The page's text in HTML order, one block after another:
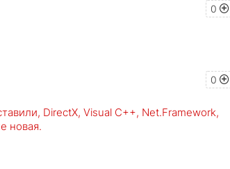
0
0
DirectX, Visual C++, Net.Framework,
новая.